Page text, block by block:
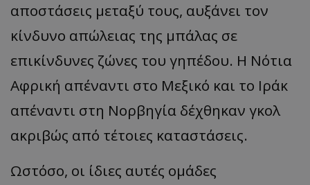
αποστάσεις μεταξύ τους, αυξάνει τον
κίνδυνο απώλειας της μπάλας σε
επικίνδυνες ζώνες του γηπέδου. Η Νότια
Αφρική απέναντι στο Μεξικό και το Ιράκ
απέναντι στη Νορβηγία δέχθηκαν γκολ
ακριβώς από τέτοιες καταστάσεις.
Ωστόσο, οι ίδιες αυτές ομάδες